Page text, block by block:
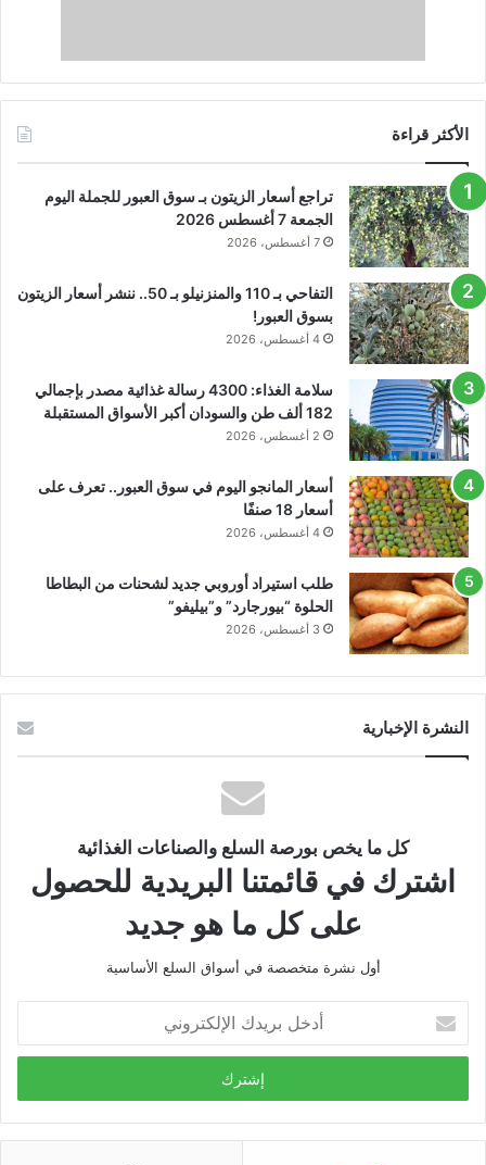
الأكثر قراءة
تراجع أسعار الزيتون بـ سوق العبور للجملة اليوم
الجمعة 7 أغسطس 2026
7 أغسطس، 2026
التفاحي بـ 110 والمنزنيلو بـ 50.. ننشر أسعار الزيتون
بسوق العبور!
4 أغسطس، 2026
سلامة الغذاء: 4300 رسالة غذائية مصدر بإجمالي
182 ألف طن والسودان أكبر الأسواق المستقبلة
2 أغسطس، 2026
أسعار المانجو اليوم في سوق العبور.. تعرف على
أسعار 18 صنفًا
4 أغسطس، 2026
طلب استيراد أوروبي جديد لشحنات من البطاطا
الحلوة “بيورجارد” و”بيليفو”
3 أغسطس، 2026
النشرة الإخبارية
كل ما يخص بورصة السلع والصناعات الغذائية
اشترك في قائمتنا البريدية للحصول
على كل ما هو جديد
أول نشرة متخصصة في أسواق السلع الأساسية
بريدك
الإلكتروني